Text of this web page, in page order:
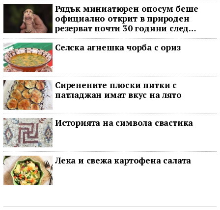
Рядък миниатюрен опосум беше
официално открит в природен
резерват почти 30 години след
последното му наблюдение
Селска агнешка чорба с ориз
Сиренените плоски питки с
патладжан имат вкус на лято
Историята на символа свастика
Лека и свежа картофена салата